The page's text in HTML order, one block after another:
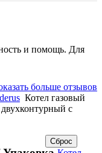
и помощь. Для
больше отзывов
Котел газовый
с